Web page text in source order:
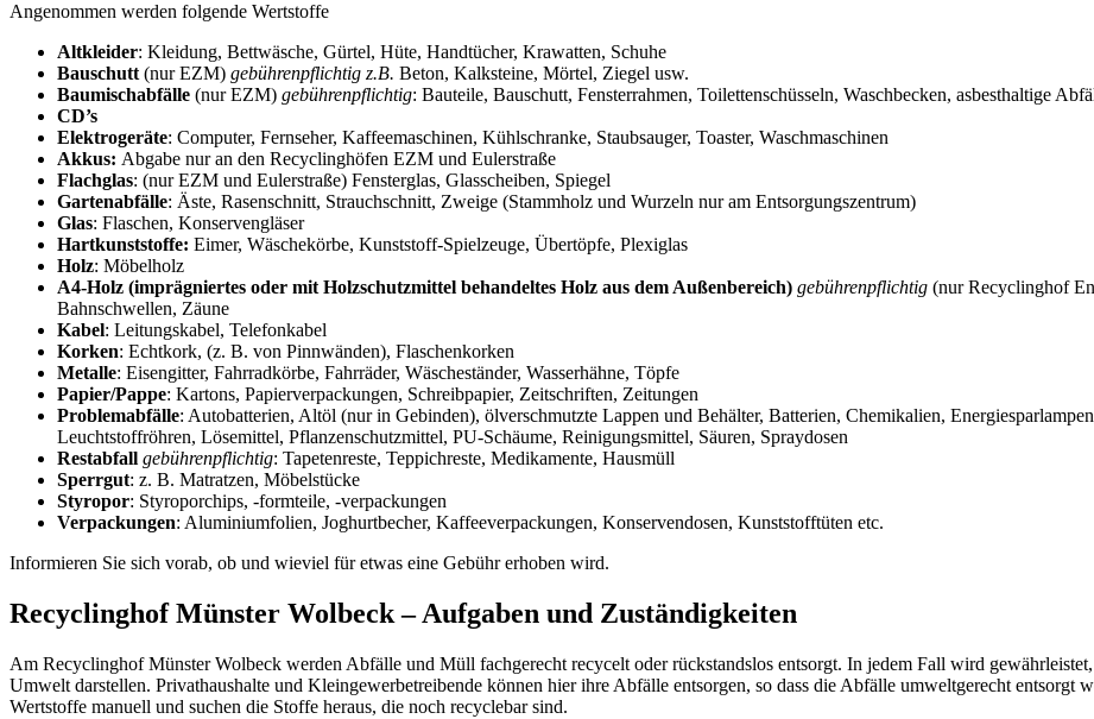
Angenommen werden folgende Wertstoffe
Altkleider: Kleidung, Bettwäsche, Gürtel, Hüte, Handtücher, Krawatten, Schuhe
Bauschutt (nur EZM) gebührenpflichtig z.B. Beton, Kalksteine, Mörtel, Ziegel usw.
Baumischabfälle (nur EZM) gebührenpflichtig: Bauteile, Bauschutt, Fensterrahmen, Toilettenschüsseln, Waschbecken, asbesthaltige
CD’s
Elektrogeräte: Computer, Fernseher, Kaffeemaschinen, Kühlschranke, Staubsauger, Toaster, Waschmaschinen
Akkus: Abgabe nur an den Recyclinghöfen EZM und Eulerstraße
Flachglas: (nur EZM und Eulerstraße) Fensterglas, Glasscheiben, Spiegel
Gartenabfälle: Äste, Rasenschnitt, Strauchschnitt, Zweige (Stammholz und Wurzeln nur am Entsorgungszentrum)
Glas: Flaschen, Konservengläser
Hartkunststoffe: Eimer, Wäschekörbe, Kunststoff-Spielzeuge, Übertöpfe, Plexiglas
Holz: Möbelholz
A4-Holz (imprägniertes oder mit Holzschutzmittel behandeltes Holz aus dem Außenbereich) gebührenpflichtig (nur Recyclinghof
Bahnschwellen, Zäune
Kabel: Leitungskabel, Telefonkabel
Korken: Echtkork, (z. B. von Pinnwänden), Flaschenkorken
Metalle: Eisengitter, Fahrradkörbe, Fahrräder, Wäscheständer, Wasserhähne, Töpfe
Papier/Pappe: Kartons, Papierverpackungen, Schreibpapier, Zeitschriften, Zeitungen
Problemabfälle: Autobatterien, Altöl (nur in Gebinden), ölverschmutzte Lappen und Behälter, Batterien, Chemikalien,
Leuchtstoffröhren, Lösemittel, Pflanzenschutzmittel, PU-Schäume, Reinigungsmittel, Säuren, Spraydosen
Restabfall gebührenpflichtig: Tapetenreste, Teppichreste, Medikamente, Hausmüll
Sperrgut: z. B. Matratzen, Möbelstücke
Styropor: Styroporchips, -formteile, -verpackungen
Verpackungen: Aluminiumfolien, Joghurtbecher, Kaffeeverpackungen, Konservendosen, Kunststofftüten etc.
Informieren Sie sich vorab, ob und wieviel für etwas eine Gebühr erhoben wird.
Recyclinghof Münster Wolbeck – Aufgaben und Zuständigkeiten
Am Recyclinghof Münster Wolbeck werden Abfälle und Müll fachgerecht recycelt oder rückstandslos entsorgt. In jedem Fall wird
Umwelt darstellen. Privathaushalte und Kleingewerbetreibende können hier ihre Abfälle entsorgen, so dass die Abfälle umweltgerecht entsorgt
Wertstoffe manuell und suchen die Stoffe heraus, die noch recyclebar sind.